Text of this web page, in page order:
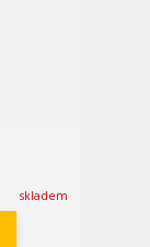
skladem